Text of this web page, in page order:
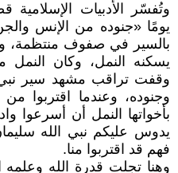
وتُفسّر الأدبيات
يومًا «جنوده من الإنس
بالسير في صفوف منتظمة،
يسكنه النمل، وكان النمل
وقفت تراقب مشهد سير نبي
وجنوده، وعندما اقتربوا
بأخواتها النمل أن أسرعوا
يدوس عليكم نبي الله
فهم قد اقتربوا منا.
وهنا تجلت قدرة الله